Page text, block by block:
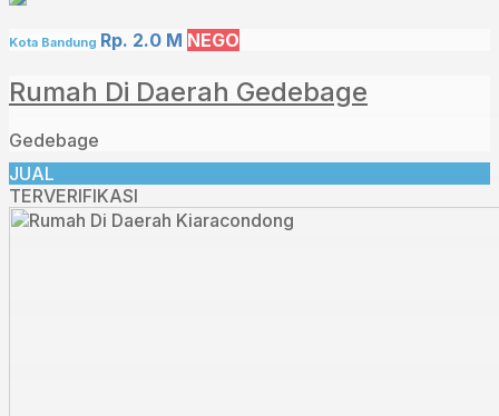
Kota Bandung Rp. 2.0 M NEGO
Rumah Di Daerah Gedebage
Gedebage
JUAL
TERVERIFIKASI